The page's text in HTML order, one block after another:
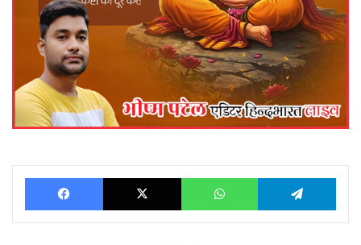
Facebook X WhatsApp